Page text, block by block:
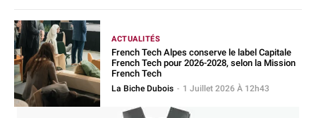
ACTUALITÉS
French Tech Alpes conserve le label Capitale
French Tech pour 2026-2028, selon la Mission
French Tech
La Biche Dubois - 1 Juillet 2026 À 12h43